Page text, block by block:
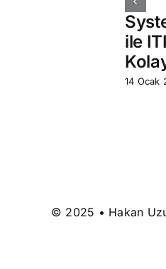
ile
14 Ocak
© 2025 • Hakan